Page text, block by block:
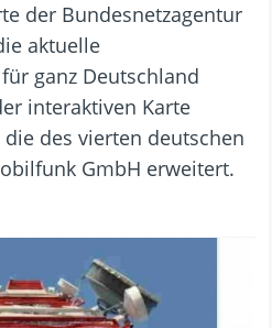
der Bundesnetzagentur
aktuelle
ganz Deutschland
interaktiven Karte
des vierten deutschen
GmbH erweitert.